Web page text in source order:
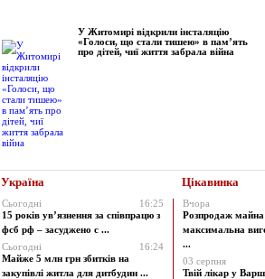
У Житомирі відкрили інсталяцію
«Голоси, що стали тишею» в пам’ять
про дітей, чиї життя забрала війна
Україна Цікавинка
Сьогодні
16:25
15 років ув’язнення за співпрацю з
фсб рф – засуджено с ...
Сьогодні
16:24
Майже 5 млн грн збитків на
закупівлі житла для дитбудин ...
Вчора
Розпродаж майна
максимальна
...
03 серпня
Твій лікар у